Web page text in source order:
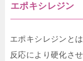
エポキシレジン
エポキシレジンと
反応により硬化さ